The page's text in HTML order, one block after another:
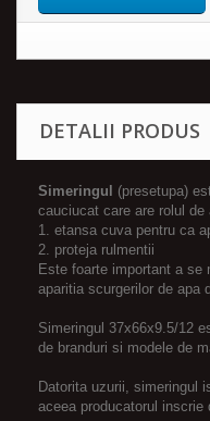
DETALII PRODUS
Simeringul
(presetupa)
cauciucat care are rolul de
1. etansa cuva pentru ca
2. proteja rulmentii
Este foarte important a se
aparitia scurgerilor de apa
Simeringul 37x66x9.5/12
de branduri si modele de
Datorita uzurii, simeringul
aceea producatorul